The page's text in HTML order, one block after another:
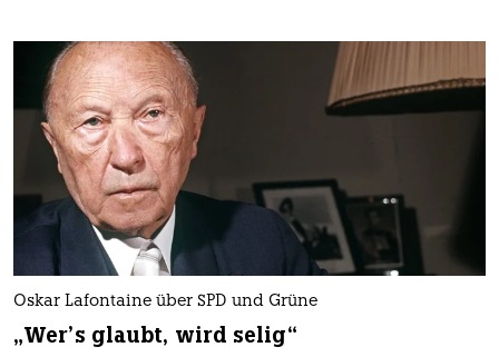
Oskar Lafontaine über SPD und Grüne
„Wer’s glaubt, wird selig“